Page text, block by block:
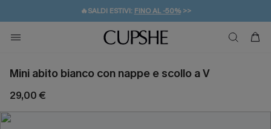
🔥SALDI ESTIVI: FINO AL -50%>>
🚚SPEDIZIONE GRATUITA DA 49€
💌REGALO PER I NUOVI: 20% DI SCONTO*
Mini abito bianco con nappe e scollo a V
29,00 €